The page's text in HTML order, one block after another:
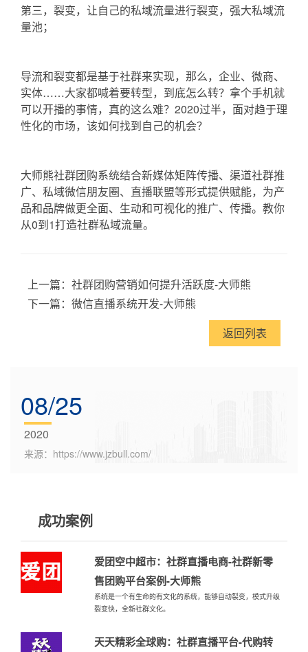
第三，裂变，让自己的私域流量进行裂变，强大私域流
量池；
导流和裂变都是基于社群来实现，那么，企业、微商、
实体……大家都喊着要转型，到底怎么转？拿个手机就
可以开播的事情，真的这么难？2020过半，面对趋于理
性化的市场，该如何找到自己的机会？
大师熊社群团购系统结合新媒体矩阵传播、渠道社群推
广、私域微信朋友圈、直播联盟等形式提供赋能，为产
品和品牌做更全面、生动和可视化的推广、传播。教你
从0到1打造社群私域流量。
上一篇： 社群团购营销如何提升活跃度-大师熊
下一篇： 微信直播系统开发-大师熊
返回列表
08/25
2020
来源：https://www.jzbull.com/
成功案例
爱团空中超市：社群直播电商-社群新零
售团购平台案例-大师熊
系统是一个有生命的有文化的系统，能够自动裂变，模式升级
裂变快，全新社群文化。
天天精彩全球购：社群直播平台-代购转